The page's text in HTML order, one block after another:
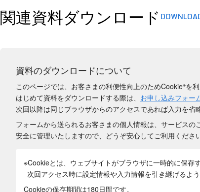
関連資料ダウンロード
資料のダウンロードについて
このページでは、お客さまの利便性向上のためCookie※を
はじめて資料をダウンロードする際は、 お申し込みフォー
次回以降は同じブラウザからのアクセスであれば入力を省
フォームから送られるお客さまの個人情報は、サービスの
安全に管理いたしますので、どうぞ安心してご利用ください
※Cookieとは、ウェブサイトがブラウザに一時的に保存
次回アクセス時に設定情報や入力情報を引き継げるよう
Cookieの保存期間は180日間です。